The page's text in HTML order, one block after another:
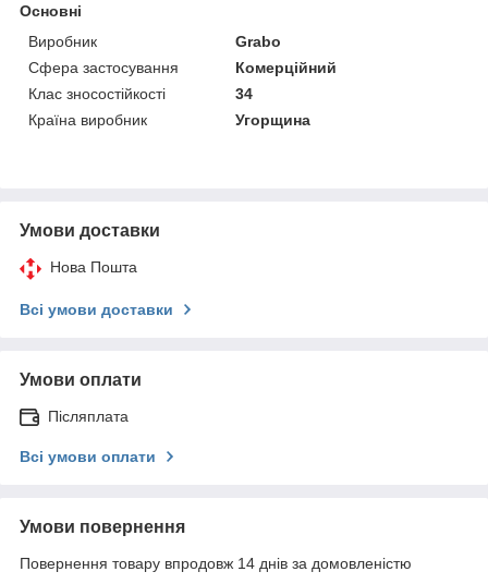
Основні
Виробник
Grabo
Сфера застосування
Комерційний
Клас зносостійкості
34
Країна виробник
Угорщина
Умови доставки
Нова Пошта
Всі умови доставки
Умови оплати
Післяплата
Всі умови оплати
Умови повернення
Повернення товару впродовж 14 днів за домовленістю